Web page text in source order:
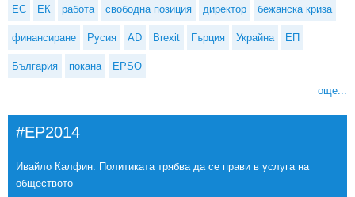
ЕС ЕК работа свободна позиция директор бежанска криза
финансиране Русия AD Brexit Гърция Украйна ЕП
България покана EPSO
още...
#EP2014
Ивайло Калфин: Политиката трябва да се прави в услуга на
обществото